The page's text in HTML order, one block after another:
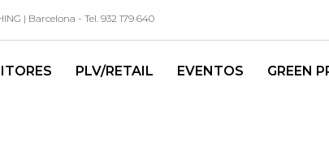
| Barcelona - Tel. 932 179 640
PLV/RETAIL EVENTOS GREEN